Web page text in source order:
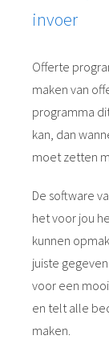
invoer
Offerte
maken van
programma
kan, dan
moet zetten
De software
het voor jou
kunnen
juiste
voor een
en telt alle
maken.